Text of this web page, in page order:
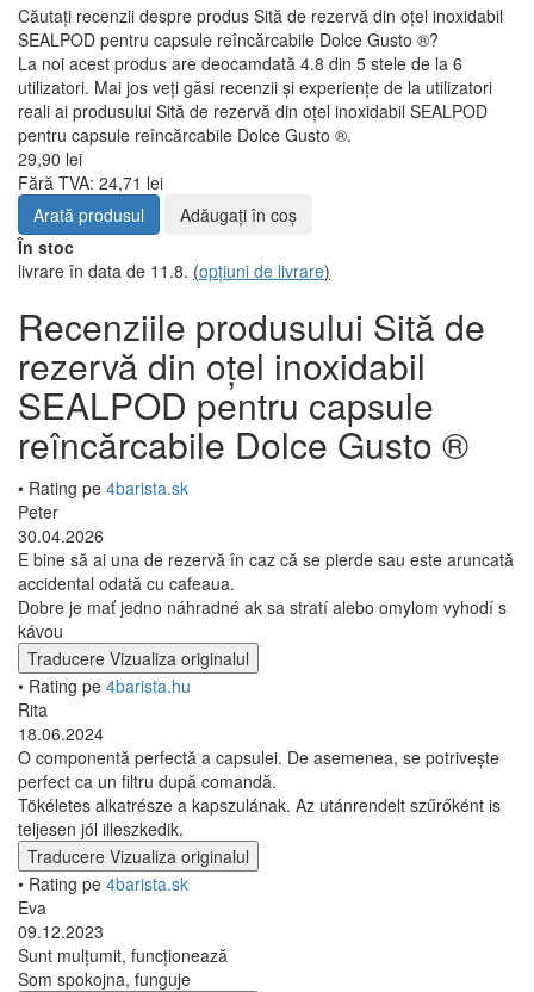
Căutați recenzii despre produs Sită de rezervă din oțel inoxidabil
SEALPOD pentru capsule reîncărcabile Dolce Gusto ®?
La noi acest produs are deocamdată 4.8 din 5 stele de la 6
utilizatori. Mai jos veți găsi recenzii și experiențe de la utilizatori
reali ai produsului Sită de rezervă din oțel inoxidabil SEALPOD
pentru capsule reîncărcabile Dolce Gusto ®.
29,90 lei
Fără TVA: 24,71 lei
Arată produsul
Adăugați în coş
În stoc
livrare în data de 11.8. (opțiuni de livrare)
Recenziile produsului Sită de
rezervă din oțel inoxidabil
SEALPOD pentru capsule
reîncărcabile Dolce Gusto ®
• Rating pe 4barista.sk
Peter
30.04.2026
E bine să ai una de rezervă în caz că se pierde sau este aruncată
accidental odată cu cafeaua.
Dobre je mať jedno náhradné ak sa stratí alebo omylom vyhodí s
kávou
Traducere Vizualiza originalul
• Rating pe 4barista.hu
Rita
18.06.2024
O componentă perfectă a capsulei. De asemenea, se potrivește
perfect ca un filtru după comandă.
Tökéletes alkatrésze a kapszulának. Az utánrendelt szűrőként is
teljesen jól illeszkedik.
Traducere Vizualiza originalul
• Rating pe 4barista.sk
Eva
09.12.2023
Sunt mulțumit, funcționează
Som spokojna, funguje